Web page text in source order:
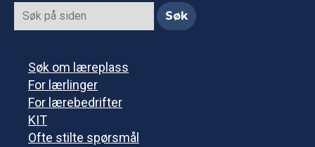
Søk om læreplass
For lærlinger
For lærebedrifter
KIT
Ofte stilte spørsmål